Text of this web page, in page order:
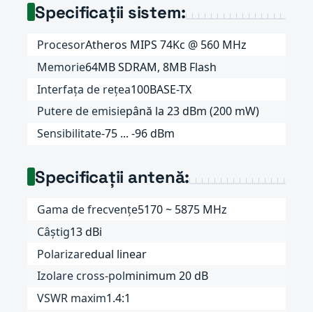
Specificații sistem:
ProcesorAtheros MIPS 74Kc @ 560 MHz
Memorie64MB SDRAM, 8MB Flash
Interfața de rețea100BASE-TX
Putere de emisiepână la 23 dBm (200 mW)
Sensibilitate-75 ... -96 dBm
Specificații antenă:
Gama de frecvențe5170 ~ 5875 MHz
Câștig13 dBi
Polarizaredual linear
Izolare cross-polminimum 20 dB
VSWR maxim1.4:1